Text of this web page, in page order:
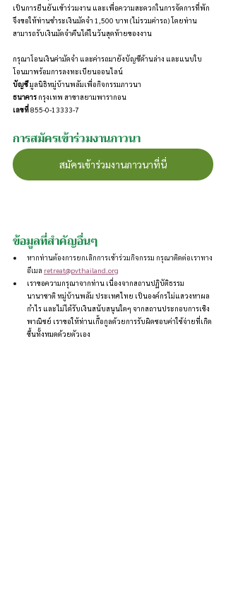
เป็นการยืนยันเข้าร่วมงาน และเพื่อความสะดวกในการจัดการที่พัก
จึงขอให้ท่านชำระเงินมัดจำ 1,500 บาท (ไม่รวมค่ารถ) โดยท่าน
สามารถรับเงินมัดจำคืนได้ในวันสุดท้ายของงาน
กรุณาโอนเงินค่ามัดจำ และค่ารถมายังบัญชีด้านล่าง และแนบใบ
โอนมาพร้อมการลงทะเบียนออนไลน์
บัญชี มูลนิธิหมู่บ้านพลัมเพื่อกิจกรรมภาวนา
ธนาคาร กรุงเทพ สาขาสยามพารากอน
เลขที่ 855-0-13333-7
การสมัครเข้าร่วมงานภาวนา
สมัครเข้าร่วมงานภาวนาที่นี่
ข้อมูลที่สำคัญอื่นๆ
หากท่านต้องการยกเลิกการเข้าร่วมกิจกรรม กรุณาติดต่อเราทาง
อีเมล retreat@pvthailand.org
เราขอความกรุณาจากท่าน เนื่องจากสถานปฏิบัติธรรม
นานาชาติ หมู่บ้านพลัม ประเทศไทย เป็นองค์กรไม่แสวงหาผล
กำไร และไม่ได้รับเงินสนับสนุนใดๆ จากสถานประกอบการเชิง
พาณิชย์ เราขอให้ท่านเกื้อกูลด้วยการรับผิดชอบค่าใช้จ่ายที่เกิด
ขึ้นทั้งหมดด้วยตัวเอง